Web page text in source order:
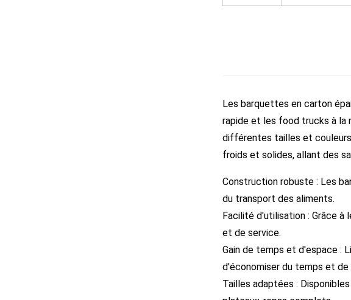
Les barquettes en carton
rapide et les food trucks à la
différentes tailles et
froids et solides, allant des
Construction robuste : Les
du transport des aliments.
Facilité d'utilisation : Grâce
et de service.
Gain de temps et d'espace :
d'économiser du temps et
Tailles adaptées :